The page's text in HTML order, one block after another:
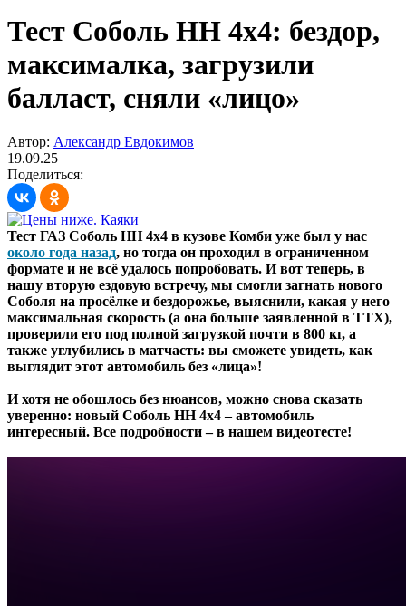
Тест Соболь НН 4х4: бездор,
максималка, загрузили
балласт, сняли «лицо»
Автор: Александр Евдокимов
19.09.25
Поделиться:
Тест ГАЗ Соболь НН 4х4 в кузове Комби уже был у нас
около года назад, но тогда он проходил в ограниченном
формате и не всё удалось попробовать. И вот теперь, в
нашу вторую ездовую встречу, мы смогли загнать нового
Соболя на просёлке и бездорожье, выяснили, какая у него
максимальная скорость (а она больше заявленной в ТТХ),
проверили его под полной загрузкой почти в 800 кг, а
также углубились в матчасть: вы сможете увидеть, как
выглядит этот автомобиль без «лица»!
И хотя не обошлось без нюансов, можно снова сказать
уверенно: новый Соболь НН 4х4 – автомобиль
интересный. Все подробности – в нашем видеотесте!